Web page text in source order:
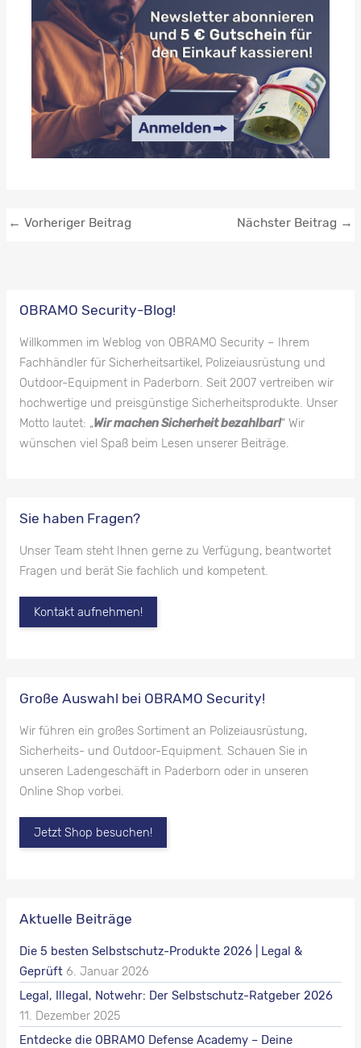
← Vorheriger Beitrag Nächster Beitrag →
OBRAMO Security-Blog!
Willkommen im Weblog von OBRAMO Security – Ihrem
Fachhändler für Sicherheitsartikel, Polizeiausrüstung und
Outdoor-Equipment in Paderborn. Seit 2007 vertreiben wir
hochwertige und preisgünstige Sicherheitsprodukte. Unser
Motto lautet: „Wir machen Sicherheit bezahlbar!“ Wir
wünschen viel Spaß beim Lesen unserer Beiträge.
Sie haben Fragen?
Unser Team steht Ihnen gerne zu Verfügung, beantwortet
Fragen und berät Sie fachlich und kompetent.
Kontakt aufnehmen!
Große Auswahl bei OBRAMO Security!
Wir führen ein großes Sortiment an Polizeiausrüstung,
Sicherheits- und Outdoor-Equipment. Schauen Sie in
unseren Ladengeschäft in Paderborn oder in unseren
Online Shop vorbei.
Jetzt Shop besuchen!
Aktuelle Beiträge
Die 5 besten Selbstschutz-Produkte 2026 | Legal &
Geprüft 6. Januar 2026
Legal, Illegal, Notwehr: Der Selbstschutz-Ratgeber 2026
11. Dezember 2025
Entdecke die OBRAMO Defense Academy – Deine